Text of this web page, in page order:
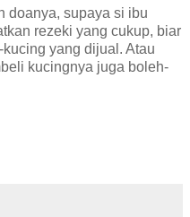
doanya, supaya si ibu
rezeki yang cukup, biar
yang dijual. Atau
kucingnya juga boleh-